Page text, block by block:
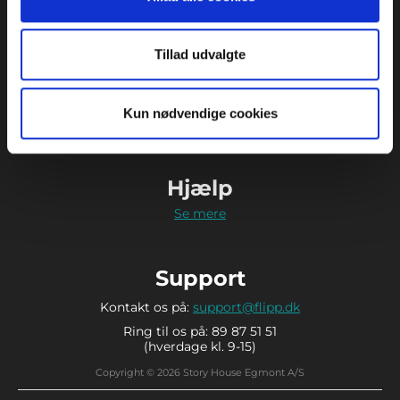
Tillad udvalgte
Kun nødvendige cookies
Kontakt
Strødamvej 46
89 87 51 51
Hjælp
Se mere
Support
Kontakt os på: support@flipp.dk
Ring til os på: 89 87 51 51
(hverdage kl. 9-15)
Copyright © 2026 Story House Egmont A/S